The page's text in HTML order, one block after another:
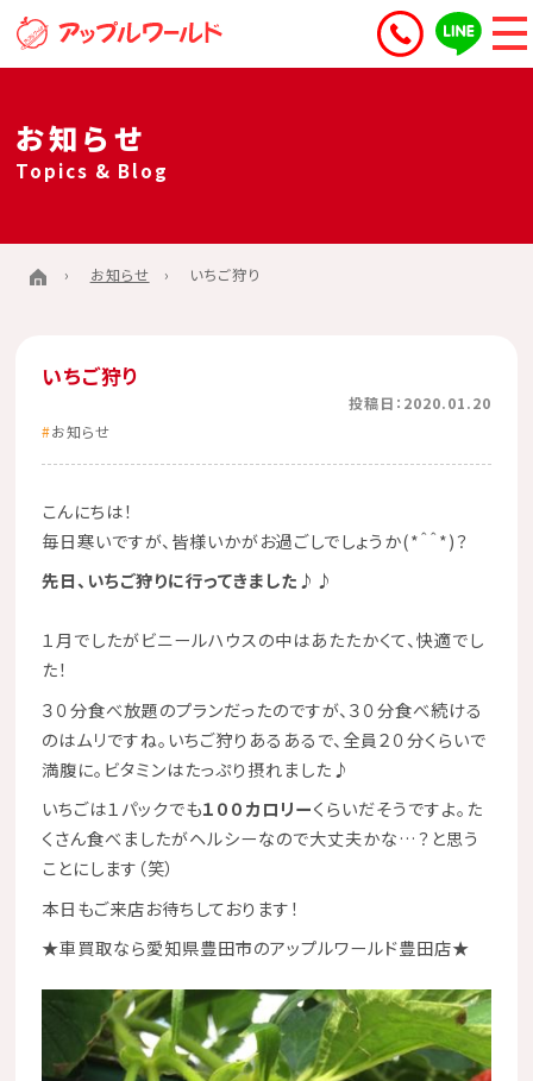
お知らせ
Topics & Blog
お知らせ いちご狩り
いちご狩り
投稿日：2020.01.20
お知らせ
こんにちは！
毎日寒いですが、皆様いかがお過ごしでしょうか(*＾＾*)？
先日、 いちご狩りに行ってきました♪♪
１月でしたがビニールハウスの中はあたたかくて、快適でし
た！
３０分食べ放題のプランだったのですが、３０分食べ続ける
のはムリですね。いちご狩りあるあるで、全員２０分くらいで
満腹に。ビタミンはたっぷり摂れました♪
いちごは１パックでも１００カロリーくらいだそうですよ。た
くさん食べましたがヘルシーなので大丈夫かな…？と思う
ことにします（笑）
本日もご来店お待ちしております！
★車買取なら愛知県豊田市のアップルワールド豊田店★